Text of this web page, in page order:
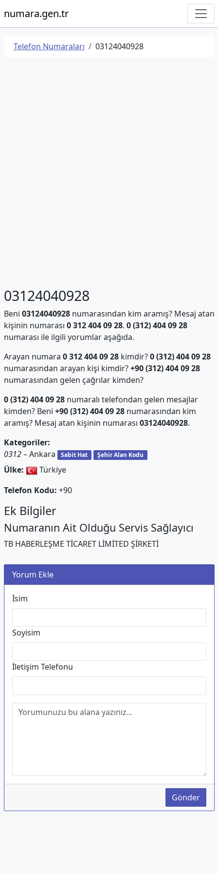
numara.gen.tr
Telefon Numaraları 03124040928
03124040928
Beni 03124040928numarasından kim aramış? Mesaj atan
kişinin numarası 0 312 404 09 28. 0 (312) 404 09 28
numarası ile ilgili yorumlar aşağıda.
Arayan numara 0 312 404 09 28kimdir?0 (312) 404 09 28
numarasından arayan kişi kimdir?+90 (312) 404 09 28
numarasından gelen çağrılar kimden?
0 (312) 404 09 28numaralı telefondan gelen mesajlar
kimden? Beni +90 (312) 404 09 28numarasından kim
aramış? Mesaj atan kişinin numarası 03124040928.
Kategoriler:
0312– Ankara Sabit Hat Şehir Alan Kodu
Ülke:
Türkiye
Telefon Kodu: +90
Ek Bilgiler
Numaranın Ait Olduğu Servis Sağlayıcı
TB HABERLEŞME TİCARET LİMİTED ŞİRKETİ
Yorum Ekle
İsim
Soyisim
İletişim Telefonu
Gönder